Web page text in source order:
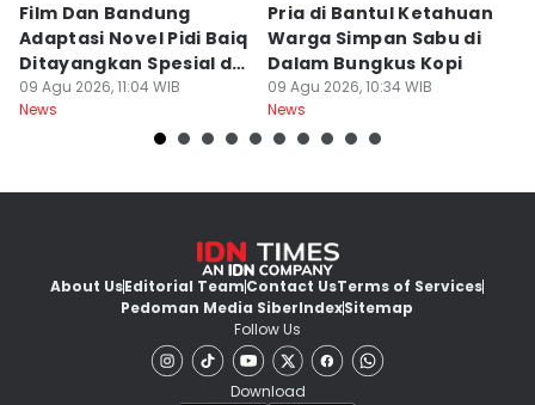
Film Dan Bandung
Adaptasi Novel Pidi Baiq
Ditayangkan Spesial di
Jogja
09 Agu 2026, 11:04 WIB
News
Pria di Bantul Ketahuan
Warga Simpan Sabu di
Dalam Bungkus Kopi
09 Agu 2026, 10:34 WIB
News
About UsEditorial TeamContact UsTerms of Services
Pedoman Media SiberIndexSitemap
Follow Us
Download